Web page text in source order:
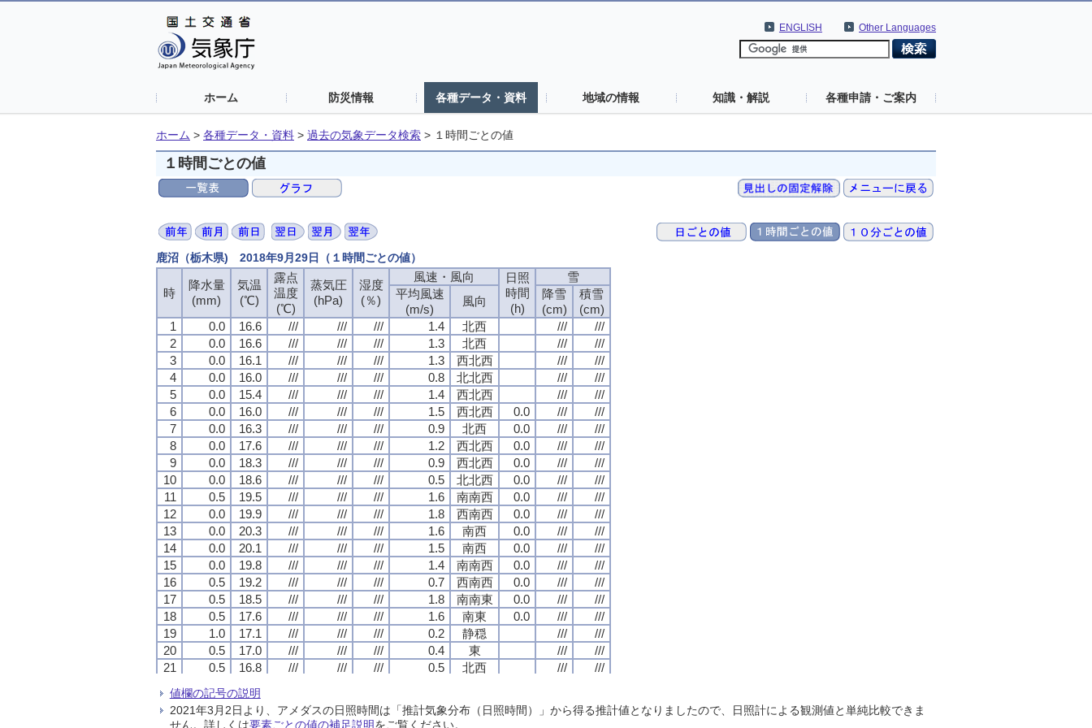
Other Languages
ENGLISH
ホーム 防災情報 各種データ・資料 地域の情報 知識・解説 各種申請・ご案内
ホーム > 各種データ・資料 > 過去の気象データ検索 > １時間ごとの値
１時間ごとの値
鹿沼（栃木県) 2018年9月29日（１時間ごとの値）
時
降水量
(mm)
気温
(℃)
露点
温度
(℃)
蒸気圧
(hPa)
湿度
(％)
風速・風向
日照
時間
(h)
雪
平均風速
(m/s)
風向
降雪
(cm)
積雪
(cm)
1
0.0 16.6 /// /// /// 1.4 北西 ///
///
2
0.0 16.6 /// /// /// 1.3 北西 ///
///
3
0.0 16.1 /// /// /// 1.3 西北西 ///
///
4
0.0 16.0 /// /// /// 0.8 北北西 ///
///
5
0.0 15.4 /// /// /// 1.4 西北西 ///
///
6
0.0 16.0 /// /// /// 1.5 西北西 0.0 ///
///
7
0.0 16.3 /// /// /// 0.9 北西 0.0 ///
///
8
0.0 17.6 /// /// /// 1.2 西北西 0.0 ///
///
9
0.0 18.3 /// /// /// 0.9 西北西 0.0 ///
///
10
0.0 18.6 /// /// /// 0.5 北北西 0.0 ///
///
11
0.5 19.5 /// /// /// 1.6 南南西 0.0 ///
///
12
0.0 19.9 /// /// /// 1.8 西南西 0.0 ///
///
13
0.0 20.3 /// /// /// 1.6 南西 0.0 ///
///
14
0.0 20.1 /// /// /// 1.5 南西 0.0 ///
///
15
0.0 19.8 /// /// /// 1.4 南南西 0.0 ///
///
16
0.5 19.2 /// /// /// 0.7 西南西 0.0 ///
///
17
0.5 18.5 /// /// /// 1.8 南南東 0.0 ///
///
18
0.5 17.6 /// /// /// 1.6 南東 0.0 ///
///
19
1.0 17.1 /// /// /// 0.2 静穏 ///
///
20
0.5 17.0 /// /// /// 0.4 東 ///
///
21
0.5 16.8 /// /// /// 0.5 北西 ///
///
16.6
23
0.0 16.7 北西
///
24
0.0 16.7 /// /// /// 1.9 北西 /// ///
時
降水量
(mm)
気温
(℃)
露点
温度
(℃)
蒸気圧
(hPa)
湿度
(％)
風速・風向
日照
時間
(h)
雪
平均風速
(m/s)
風向
降雪
(cm)
積雪
(cm)
1
0.0 16.6 /// /// /// 1.4 北西 ///
///
2
0.0 16.6 /// /// /// 1.3 北西 ///
///
3
0.0 16.1 /// /// /// 1.3 西北西 ///
///
4
0.0 16.0 /// /// /// 0.8 北北西 ///
///
5
0.0 15.4 /// /// /// 1.4 西北西 ///
///
6
0.0 16.0 /// /// /// 1.5 西北西 0.0 ///
///
7
0.0 16.3 /// /// /// 0.9 北西 0.0 ///
///
8
0.0 17.6 /// /// /// 1.2 西北西 0.0 ///
///
9
0.0 18.3 /// /// /// 0.9 西北西 0.0 ///
///
10
0.0 18.6 /// /// /// 0.5 北北西 0.0 ///
///
11
0.5 19.5 /// /// /// 1.6 南南西 0.0 ///
///
12
0.0 19.9 /// /// /// 1.8 西南西 0.0 ///
///
13
0.0 20.3 /// /// /// 1.6 南西 0.0 ///
///
14
0.0 20.1 /// /// /// 1.5 南西 0.0 ///
///
15
0.0 19.8 /// /// /// 1.4 南南西 0.0 ///
///
16
0.5 19.2 /// /// /// 0.7 西南西 0.0 ///
///
17
0.5 18.5 /// /// /// 1.8 南南東 0.0 ///
///
18
0.5 17.6 /// /// /// 1.6 南東 0.0 ///
///
19
1.0 17.1 /// /// /// 0.2 静穏 ///
///
20
0.5 17.0 /// /// /// 0.4 東 ///
///
21
0.5 16.8 /// /// /// 0.5 北西 ///
///
16.6
23
0.0 16.7 北西
///
24
0.0 16.7 /// /// /// 1.9 北西 /// ///
時
降水量
(mm)
気温
(℃)
露点
温度
(℃)
蒸気圧
(hPa)
湿度
(％)
風速・風向
日照
時間
(h)
雪
平均風速
(m/s)
風向
降雪
(cm)
積雪
(cm)
1
0.0 16.6 /// /// /// 1.4 北西 ///
///
2
0.0 16.6 /// /// /// 1.3 北西 ///
///
3
0.0 16.1 /// /// /// 1.3 西北西 ///
///
4
0.0 16.0 /// /// /// 0.8 北北西 ///
///
5
0.0 15.4 /// /// /// 1.4 西北西 ///
///
6
0.0 16.0 /// /// /// 1.5 西北西 0.0 ///
///
7
0.0 16.3 /// /// /// 0.9 北西 0.0 ///
///
8
0.0 17.6 /// /// /// 1.2 西北西 0.0 ///
///
9
0.0 18.3 /// /// /// 0.9 西北西 0.0 ///
///
10
0.0 18.6 /// /// /// 0.5 北北西 0.0 ///
///
11
0.5 19.5 /// /// /// 1.6 南南西 0.0 ///
///
12
0.0 19.9 /// /// /// 1.8 西南西 0.0 ///
///
13
0.0 20.3 /// /// /// 1.6 南西 0.0 ///
///
14
0.0 20.1 /// /// /// 1.5 南西 0.0 ///
///
15
0.0 19.8 /// /// /// 1.4 南南西 0.0 ///
///
16
0.5 19.2 /// /// /// 0.7 西南西 0.0 ///
///
17
0.5 18.5 /// /// /// 1.8 南南東 0.0 ///
///
18
0.5 17.6 /// /// /// 1.6 南東 0.0 ///
///
19
1.0 17.1 /// /// /// 0.2 静穏 ///
///
20
0.5 17.0 /// /// /// 0.4 東 ///
///
21
0.5 16.8 /// /// /// 0.5 北西 ///
///
16.6
23
0.0 16.7 北西
///
24
0.0 16.7 /// /// /// 1.9 北西 /// ///
時
降水量
(mm)
気温
(℃)
露点
温度
(℃)
蒸気圧
(hPa)
湿度
(％)
風速・風向
日照
時間
(h)
雪
平均風速
(m/s)
風向
降雪
(cm)
積雪
(cm)
1
0.0 16.6 /// /// /// 1.4 北西 ///
///
2
0.0 16.6 /// /// /// 1.3 北西 ///
///
3
0.0 16.1 /// /// /// 1.3 西北西 ///
///
4
0.0 16.0 /// /// /// 0.8 北北西 ///
///
5
0.0 15.4 /// /// /// 1.4 西北西 ///
///
6
0.0 16.0 /// /// /// 1.5 西北西 0.0 ///
///
7
0.0 16.3 /// /// /// 0.9 北西 0.0 ///
///
8
0.0 17.6 /// /// /// 1.2 西北西 0.0 ///
///
9
0.0 18.3 /// /// /// 0.9 西北西 0.0 ///
///
10
0.0 18.6 /// /// /// 0.5 北北西 0.0 ///
///
11
0.5 19.5 /// /// /// 1.6 南南西 0.0 ///
///
12
0.0 19.9 /// /// /// 1.8 西南西 0.0 ///
///
13
0.0 20.3 /// /// /// 1.6 南西 0.0 ///
///
14
0.0 20.1 /// /// /// 1.5 南西 0.0 ///
///
15
0.0 19.8 /// /// /// 1.4 南南西 0.0 ///
///
16
0.5 19.2 /// /// /// 0.7 西南西 0.0 ///
///
17
0.5 18.5 /// /// /// 1.8 南南東 0.0 ///
///
18
0.5 17.6 /// /// /// 1.6 南東 0.0 ///
///
19
1.0 17.1 /// /// /// 0.2 静穏 ///
///
20
0.5 17.0 /// /// /// 0.4 東 ///
///
21
0.5 16.8 /// /// /// 0.5 北西 ///
///
16.6
23
0.0 16.7 北西
///
24
0.0 16.7 /// /// /// 1.9 北西 /// ///
値欄の記号の説明
2021年3月2日より、アメダスの日照時間は「推計気象分布（日照時間）」から得る推計値となりましたので、日照計による観測値と単純比較できま
せん。詳しくは要素ごとの値の補足説明をご覧ください。